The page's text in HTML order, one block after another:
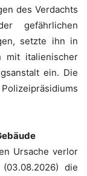
des Verdachts
gefährlichen
setzte ihn in
mit italienischer
ein. Die
Ursache verlor
die